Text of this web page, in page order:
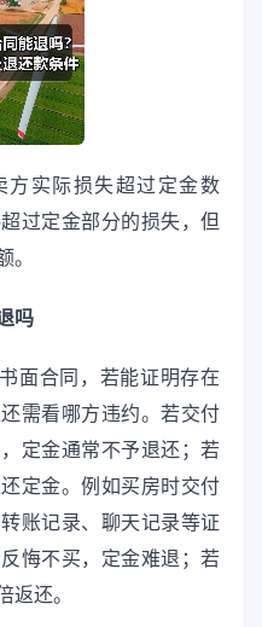
方实际损失超过定金数
过定金部分的损失，但
。
吗
面合同，若能证明存在
需看哪方违约。若交付
定金通常不予退还；若
定金。例如买房时交付
账记录、聊天记录等证
悔不买，定金难退；若
返还。